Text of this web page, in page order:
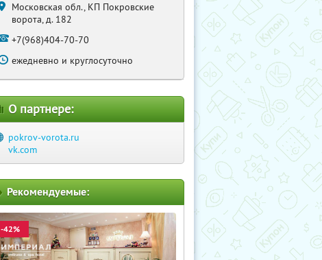
Московская обл., КП Покровские
ворота, д. 182
+7(968)404-70-70
ежедневно и круглосуточно
О партнере:
pokrov-vorota.ru
vk.com
Рекомендуемые:
-42%